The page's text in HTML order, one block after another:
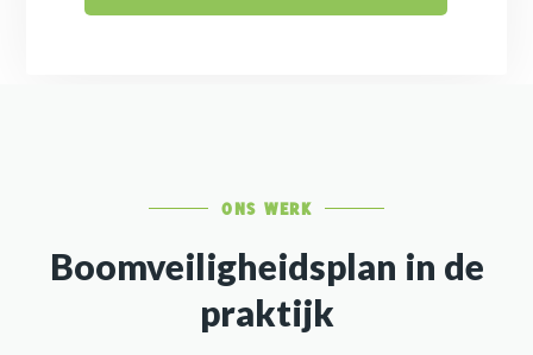
ONS WERK
Boomveiligheidsplan in de
praktijk